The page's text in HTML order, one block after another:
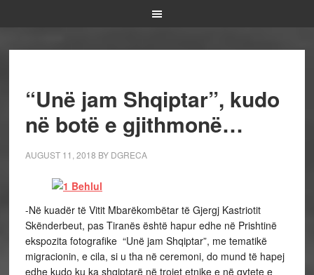
“Unë jam Shqiptar”, kudo
në botë e gjithmonë…
AUGUST 11, 2018 BY DGRECA
-Në kuadër të Vitit Mbarëkombëtar të Gjergj Kastriotit
Skënderbeut, pas Tiranës është hapur edhe në Prishtinë
ekspozita fotografike “Unë jam Shqiptar”, me tematikë
migracionin, e cila, si u tha në ceremoni, do mund të hapej
edhe kudo ku ka shqiptarë në trojet etnike e në qytete e